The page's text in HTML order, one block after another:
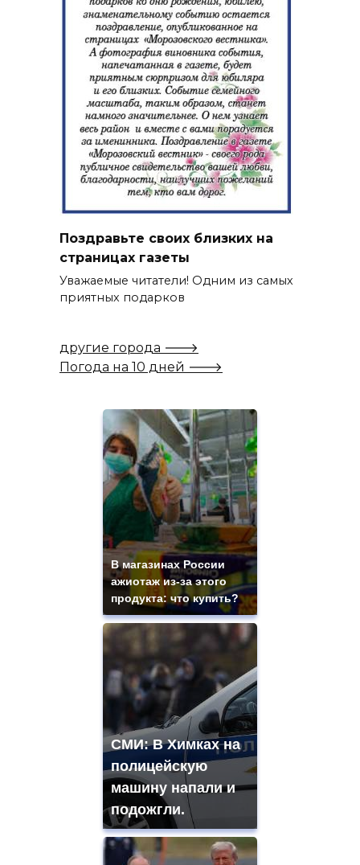
Поздравьте своих близких на
страницах газеты
Уважаемые читатели! Одним из самых
приятных подарков
другие города 🡒
Погода на 10 дней 🡒
В магазинах России
ажиотаж из-за этого
продукта: что купить?
СМИ: В Химках на
полицейскую
машину напали и
подожгли.